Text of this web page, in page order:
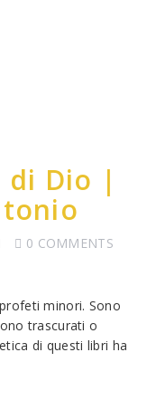
di Dio |
0 COMMENTS
minori. Sono
trascurati o
di questi libri ha